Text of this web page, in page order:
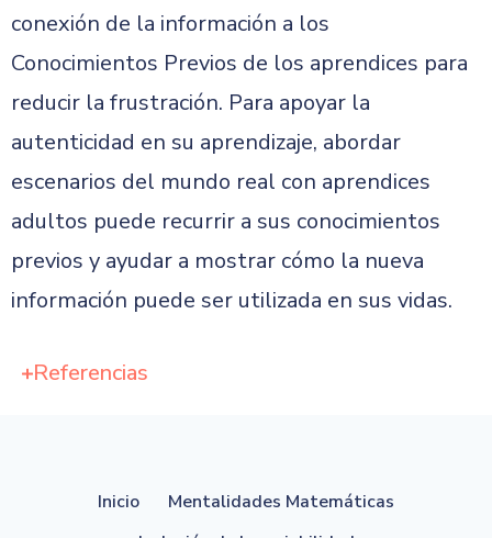
conexión de la información a los
Conocimientos Previos de los aprendices para
reducir la frustración. Para apoyar la
autenticidad en su aprendizaje, abordar
escenarios del mundo real con aprendices
adultos puede recurrir a sus conocimientos
previos y ayudar a mostrar cómo la nueva
información puede ser utilizada en sus vidas.
Referencias
Inicio
Mentalidades Matemáticas